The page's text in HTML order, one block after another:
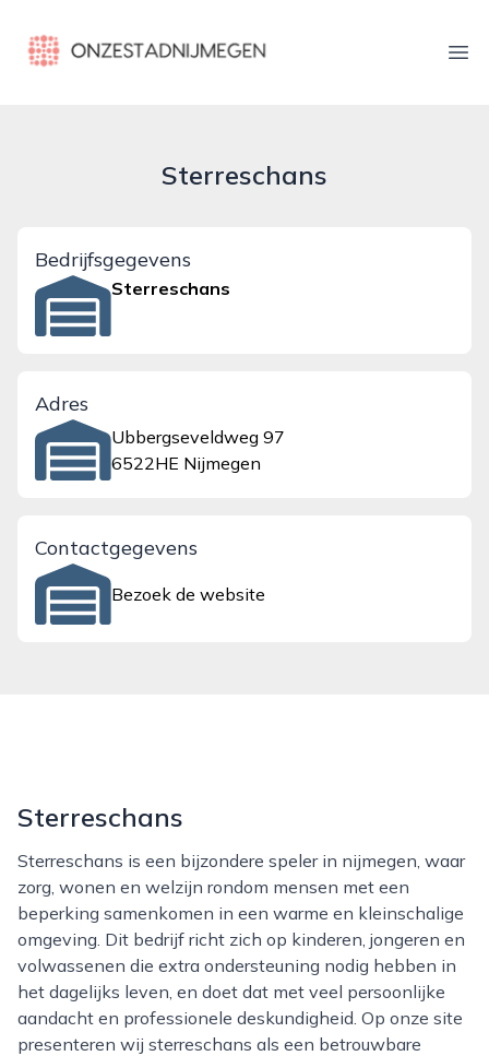
onzestadnijmegen.nl
Sterreschans
Bedrijfsgegevens
Sterreschans
Adres
Ubbergseveldweg 97
6522HE Nijmegen
Contactgegevens
Bezoek de website
Sterreschans
Sterreschans is een bijzondere speler in nijmegen, waar
zorg, wonen en welzijn rondom mensen met een
beperking samenkomen in een warme en kleinschalige
omgeving. Dit bedrijf richt zich op kinderen, jongeren en
volwassenen die extra ondersteuning nodig hebben in
het dagelijks leven, en doet dat met veel persoonlijke
aandacht en professionele deskundigheid. Op onze site
presenteren wij sterreschans als een betrouwbare